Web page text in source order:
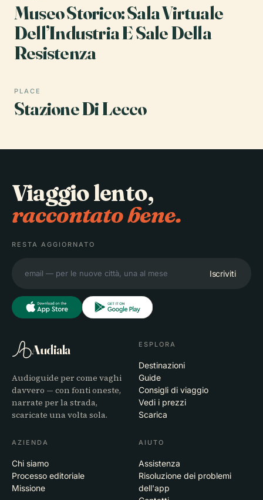
Museo Storico: Sala Virtuale
Dell’Industria E Sale Della
Resistenza
PLACE
Stazione Di Lecco
Viaggio lento,
raccontato bene.
RESTA AGGIORNATO
Iscriviti
Audiala
Audioguide per come vaghi
davvero — con fonti oneste,
narrate per la strada,
scaricate una volta sola.
ESPLORA
Destinazioni
Guide
Consigli di viaggio
Vedi i prezzi
Scarica
AZIENDA
Chi siamo
Processo editoriale
Missione
AIUTO
Assistenza
Risoluzione dei problemi
dell'app